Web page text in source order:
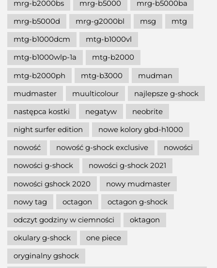
mrg-b2000bs
mrg-b5000
mrg-b5000ba
mrg-b5000d
mrg-g2000bl msg
mtg
mtg-b1000dcm
mtg-b1000vl
mtg-b1000wlp-1a
mtg-b2000
mtg-b2000ph
mtg-b3000
mudman
mudmaster
muulticolour
najlepsze g-shock
następca kostki
negatyw
neobrite
night surfer edition
nowe kolory gbd-h1000
nowość
nowość g-shock exclusive
nowości
nowości g-shock
nowości g-shock 2021
nowości gshock 2020
nowy mudmaster
nowy tag
octagon
octagon g-shock
odczyt godziny w ciemności
oktagon
okulary g-shock
one piece
oryginalny gshock